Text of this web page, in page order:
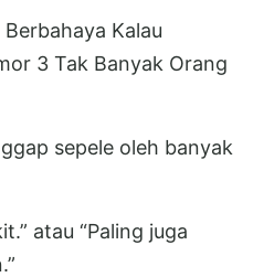
Kalau
3 Tak Banyak Orang
sepele oleh banyak
atau “Paling juga